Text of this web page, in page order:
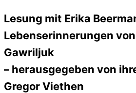
Lesung mit Erika
Lebenserinnerungen
Gawriljuk
– herausgegeben von
Gregor Viethen